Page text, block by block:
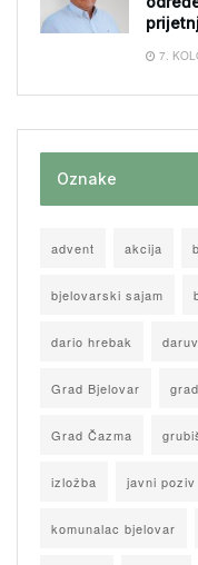
7.
Oznake
advent akcija
bjelovarski sajam
dario hrebak
Grad Bjelovar
Grad Čazma
izložba javni poziv
komunalac bjelovar